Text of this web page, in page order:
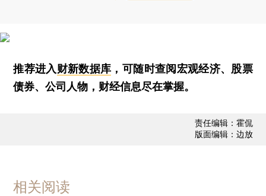
推荐进入财新数据库 ，可随时查阅宏观经济、股票
债券、公司人物，财经信息尽在掌握。
责任编辑：霍侃
版面编辑：边放
相关阅读